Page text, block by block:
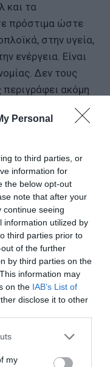
Personal
to third parties, or
information for
the below opt-out
note that after your
continue seeing
information utilized by
third parties prior to
of the further
by third parties on the
information may
on the IAB’s List of
disclose it to other
one or more Google
You may click to
my
και τα
πρόστιμα ώστε
στην υγεία,
ενέργεια. Είναι
Δεν τους
ακόμη
κάτι; Ή θα
που
τις
το πρόβλημα;
κάποιους
κυρίων»,
και καρτέλ.
το
Δεν λύνεται
Με ελέγχους σε
και όχι
που είναι